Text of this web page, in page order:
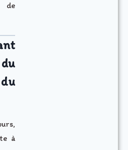
de
à